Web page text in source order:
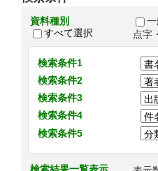
資料種別
すべて選択
点字
検索条件1
検索条件2
検索条件3
検索条件4
検索条件5